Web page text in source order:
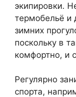
экипировки.
термобельё и
зимних
поскольку в
комфортно, и
Регулярно
спорта,